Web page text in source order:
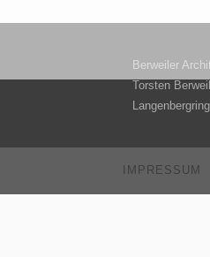
Berweiler
Torsten
IMPRESSUM